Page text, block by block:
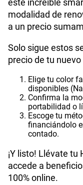
este increíble
modalidad de
a un precio
Solo sigue estos
precio de tu
Elige tu color
disponibles
Confirma la
portabilidad o
Escoge tu
financiándolo
contado.
¡Y listo! Llévate
accede a
100% online.